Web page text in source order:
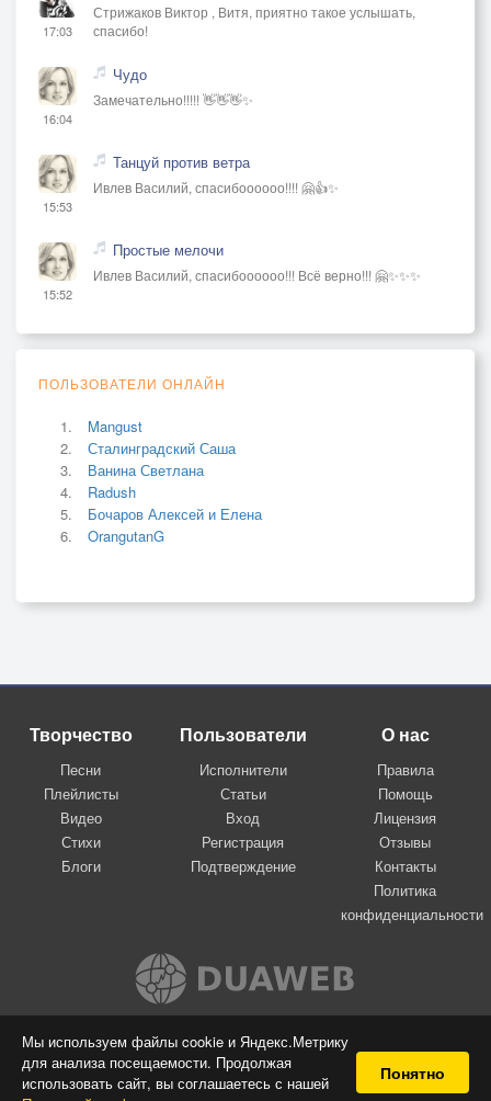
Мы используем файлы cookie и Яндекс.Метрику
для анализа посещаемости. Продолжая
использовать сайт, вы соглашаетесь с нашей
Понятно
17:03
Стрижаков Виктор , Витя, приятно такое услышать,
спасибо!
16:04
Чудо
Замечательно!!!!! 👋👋👋✨
15:53
Танцуй против ветра
Ивлев Василий, спасибоооооо!!!! 🤗👍✨
15:52
Простые мелочи
Ивлев Василий, спасибоооооо!!! Всё верно!!! 🤗✨✨✨
ПОЛЬЗОВАТЕЛИ ОНЛАЙН
Mangust
Сталинградский Саша
Ванина Светлана
Radush
Бочаров Алексей и Елена
OrangutanG
Творчество
Песни
Плейлисты
Видео
Стихи
Блоги
Пользователи
Исполнители
Статьи
Вход
Регистрация
Подтверждение
О нас
Правила
Помощь
Лицензия
Отзывы
Контакты
Политика
конфиденциальности
Вконтакте
© 2009-2026 Я-пою
Музыкальный сайт самовыражения